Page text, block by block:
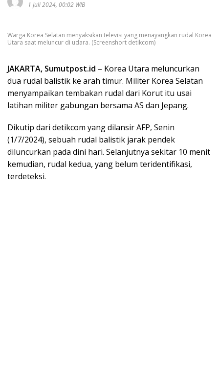
1 Juli 2024, 00:02 WIB
Warga Korea Selatan menyaksikan televisi yang menayangkan rudal Korea
Utara saat meluncur di udara. (Screenshort detikcom)
JAKARTA, Sumutpost.id – Korea Utara meluncurkan
dua rudal balistik ke arah timur. Militer Korea Selatan
menyampaikan tembakan rudal dari Korut itu usai
latihan militer gabungan bersama AS dan Jepang.
Dikutip dari detikcom yang dilansir AFP, Senin
(1/7/2024), sebuah rudal balistik jarak pendek
diluncurkan pada dini hari. Selanjutnya sekitar 10 menit
kemudian, rudal kedua, yang belum teridentifikasi,
terdeteksi.